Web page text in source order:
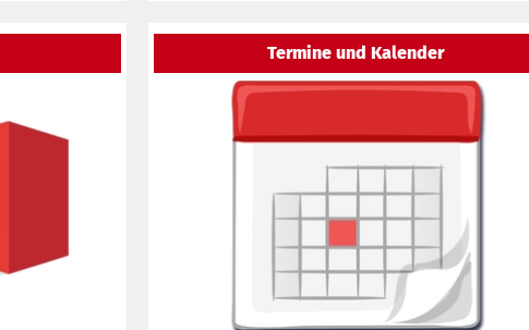
Termine und Kalender